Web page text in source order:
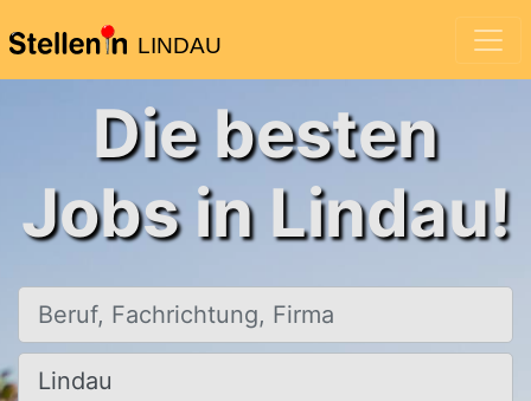
LINDAU
Die besten
Jobs in Lindau!
Beruf, Fachrichtung, Firma
Ort, Stadt